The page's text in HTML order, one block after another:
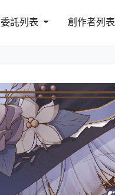
委託列表 創作者列表